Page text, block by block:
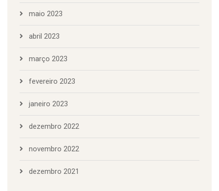
maio 2023
abril 2023
março 2023
fevereiro 2023
janeiro 2023
dezembro 2022
novembro 2022
dezembro 2021